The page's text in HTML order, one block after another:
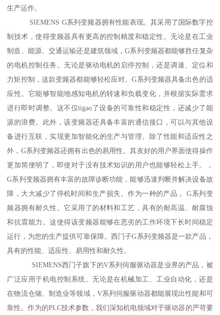
生产运作。
SIEMENS G系列变频器拥有性能表现。其采用了国际数字控
制技术，使得变频器具有更高的控制精度和稳定性。无论是在工业
制造、能源、交通运输还是建筑领域，G系列变频器都能够胜任复杂
的电机控制任务。无论是驱动电机的启停控制，还是调速、定位和
力矩控制，这款变频器都能够轻松应对。G系列变频器具备出色的适
应性。它能够智能地感知电机的转速和负载变化，并根据实际需求
进行即时调整。这不仅tigao了设备的可靠性和稳定性，还减少了能
源的浪费。此外，该变频器还具备丰富的通信接口，可以与其他设
备进行互联，实现更加智能化的生产与管理。除了性能和适应性之
外，G系列变频器还拥有出色的易用性。其友好的用户界面使得操作
更加简便明了，即使对于没有技术知识的用户也能够轻松上手。，
G系列变频器拥有丰富的故障诊断功能，能够迅速判断并解决设备故
障，大大减少了停机时间和生产损失。作为一种的产品， G系列变
频器拥有耐久性。它采用了的材料和工艺，具有的耐高温、耐腐蚀
和抗震能力。这使得该变频器能够在恶劣的工作环境下长时间稳定
运行，为您的生产提供可靠保障。西门子G系列变频器是一款产品，
具有的性能、适应性、易用性和耐久性。
SIEMENS西门子旗下的V系列伺服驱动器是业界的产品，被
广泛应用于机电控制系统。无论是在机械加工、工业自动化，还是
在物流仓储、制造业等领域，V系列伺服驱动器都能展现出性能和可
靠性。作为的PLC技术参数，我们深知机电领域对于驱动器的严苛要